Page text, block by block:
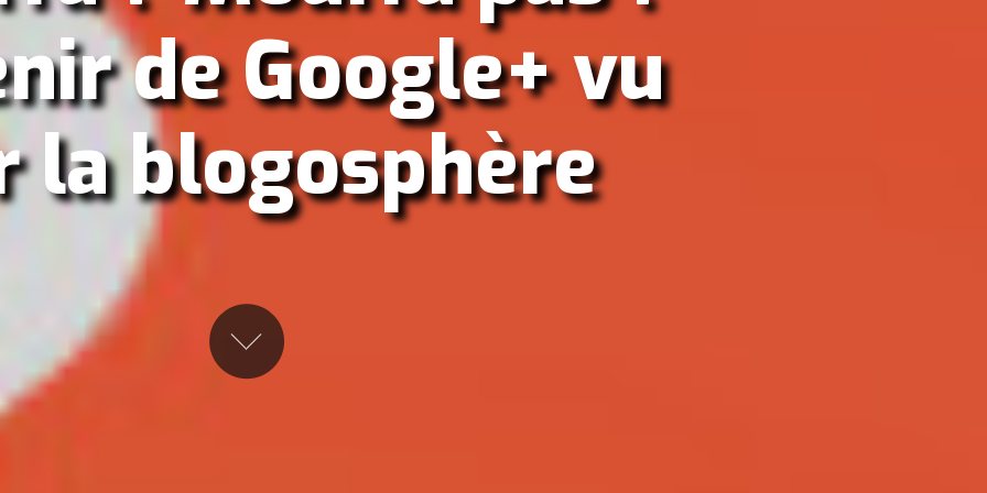
de Google+ vu
la blogosphère